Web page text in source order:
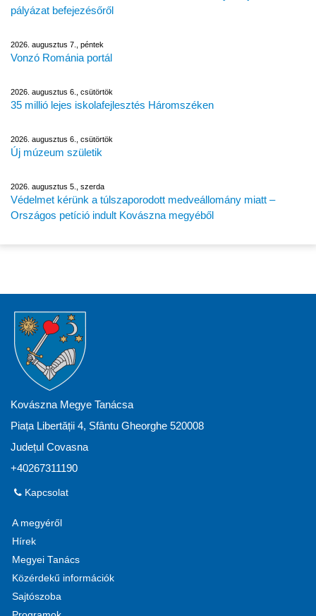
pályázat befejezésőről
2026. augusztus 7., péntek
Vonzó Románia portál
2026. augusztus 6., csütörtök
35 millió lejes iskolafejlesztés Háromszéken
2026. augusztus 6., csütörtök
Új múzeum születik
2026. augusztus 5., szerda
Védelmet kérünk a túlszaporodott medveállomány miatt –
Országos petíció indult Kovászna megyéből
Kovászna Megye Tanácsa
Piața Libertății 4, Sfântu Gheorghe 520008
Județul Covasna
+40267311190
Kapcsolat
A megyéről
Hírek
Megyei Tanács
Közérdekű információk
Sajtószoba